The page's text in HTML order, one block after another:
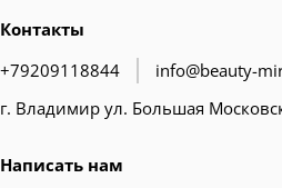
Контакты
+79209118844
info@beauty-
г. Владимир ул. Большая
Написать нам